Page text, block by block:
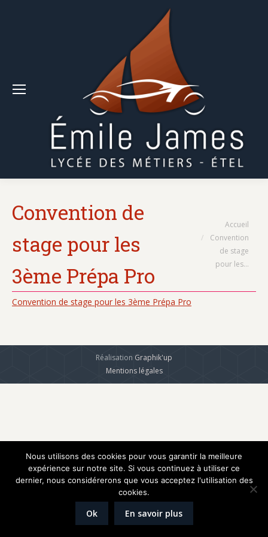
Convention de
stage pour les
3ème Prépa Pro
Vous êtes ici :
Accueil
Convention
de stage
pour les…
Convention de stage pour les 3ème Prépa Pro
Réalisation Graphik'up
Mentions légales
Nous utilisons des cookies pour vous garantir la meilleure
expérience sur notre site. Si vous continuez à utiliser ce
dernier, nous considérerons que vous acceptez l'utilisation des
cookies.
Ok En savoir plus